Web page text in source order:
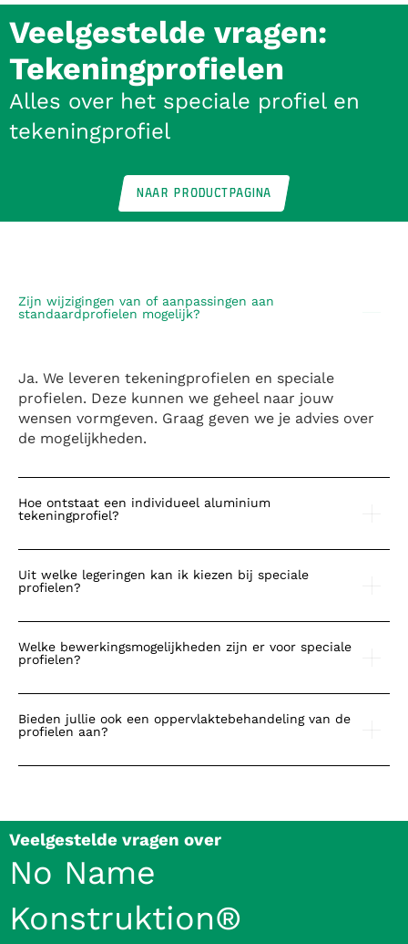
Veelgestelde vragen:
Tekeningprofielen
Alles over het speciale profiel en
tekeningprofiel
NAAR PRODUCTPAGINA
Zijn wijzigingen van of aanpassingen aan
standaardprofielen mogelijk?
Ja. We leveren tekeningprofielen en speciale
profielen. Deze kunnen we geheel naar jouw
wensen vormgeven. Graag geven we je advies over
de mogelijkheden.
Hoe ontstaat een individueel aluminium
tekeningprofiel?
Uit welke legeringen kan ik kiezen bij speciale
profielen?
Welke bewerkingsmogelijkheden zijn er voor speciale
profielen?
Bieden jullie ook een oppervlaktebehandeling van de
profielen aan?
Veelgestelde vragen over
No Name
Konstruktion®